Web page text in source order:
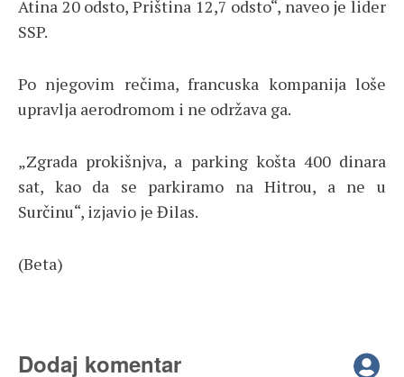
Atina 20 odsto, Priština 12,7 odsto“, naveo je lider
SSP.
Po njegovim rečima, francuska kompanija loše
upravlja aerodromom i ne održava ga.
„Zgrada prokišnjva, a parking košta 400 dinara
sat, kao da se parkiramo na Hitrou, a ne u
Surčinu“, izjavio je Đilas.
(Beta)
Dodaj komentar